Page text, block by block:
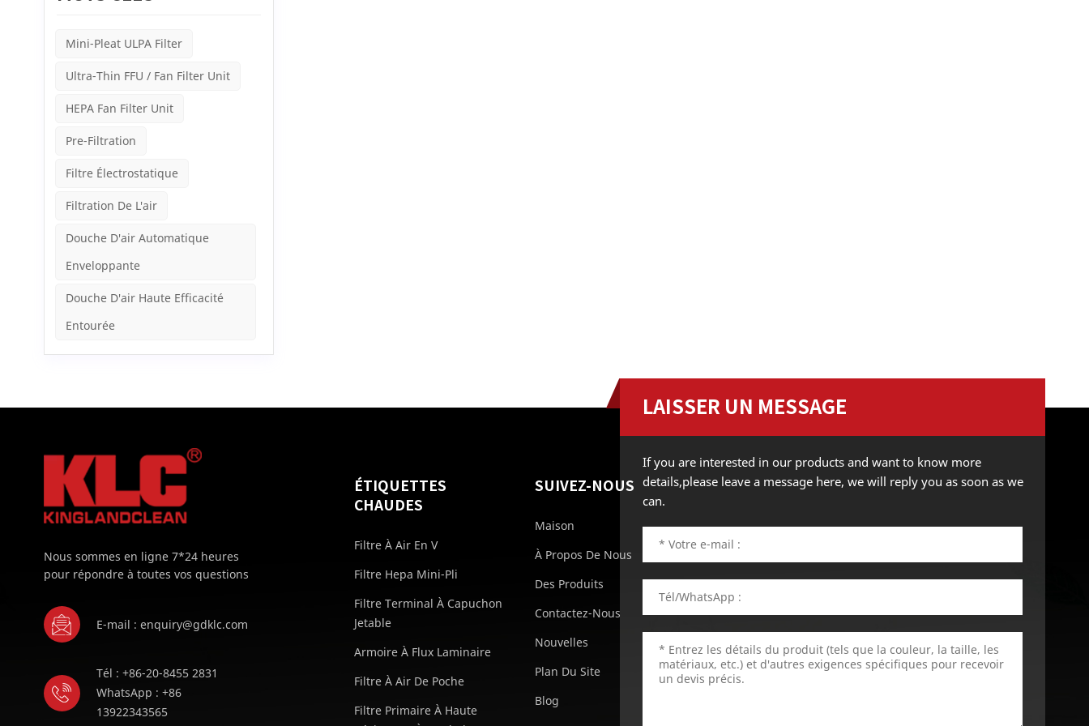
Mini-Pleat ULPA Filter
Ultra-Thin FFU / Fan Filter Unit
HEPA Fan Filter Unit
Pre-Filtration
Filtre Électrostatique
Filtration De L'air
Douche D'air Automatique
Enveloppante
Douche D'air Haute Efficacité
Entourée
Nous sommes en ligne 7*24 heures
pour répondre à toutes vos questions
E-mail : enquiry@gdklc.com
Tél : +86-20-8455 2831
WhatsApp : +86
13922343565
ÉTIQUETTES
CHAUDES
Filtre À Air En V
Filtre Hepa Mini-Pli
Filtre Terminal À Capuchon
Jetable
Armoire À Flux Laminaire
Filtre À Air De Poche
Filtre Primaire À Haute
SUIVEZ-NOUS
Maison
À Propos De Nous
Des Produits
Contactez-Nous
Nouvelles
Plan Du Site
Blog
LAISSER UN MESSAGE
If you are interested in our products and want to know more
details,please leave a message here, we will reply you as soon as we
can.